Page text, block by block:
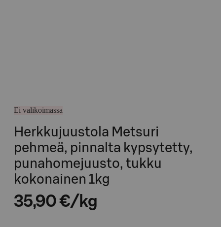
Ei valikoimassa
Herkkujuustola Metsuri
pehmeä, pinnalta kypsytetty,
punahomejuusto, tukku
kokonainen 1kg
35,90 €/kg